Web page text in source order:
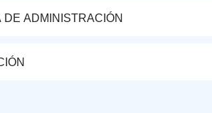
DE ADMINISTRACIÓN